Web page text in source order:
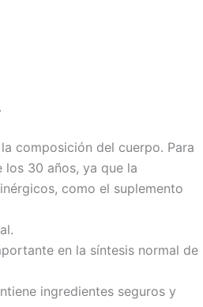
composición del cuerpo. Para
30 años, ya que la
como el suplemento
en la síntesis normal de
ingredientes seguros y